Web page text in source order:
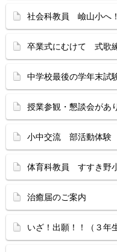
社会科教員 嶮山小
卒業式にむけて 式
中学校最後の学年
授業参観・懇談会が
小中交流 部活動体
体育科教員 すすき野
治癒届のご案内
いざ！出願！！（３